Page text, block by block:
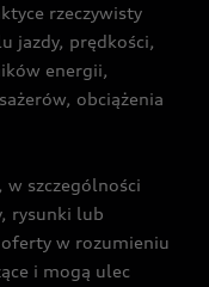
rzeczywisty
jazdy, prędkości,
energii,
obciążenia
szczególności
rysunki lub
w rozumieniu
i mogą ulec